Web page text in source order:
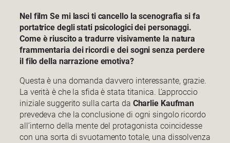
Nel film Se mi lasci ti cancello la scenografia si fa
portatrice degli stati psicologici dei personaggi.
Come è riuscito a tradurre visivamente la natura
frammentaria dei ricordi e dei sogni senza perdere
il filo della narrazione emotiva?
Questa è una domanda davvero interessante, grazie.
La verità è che la sfida è stata titanica. L’approccio
iniziale suggerito sulla carta da Charlie Kaufman
prevedeva che la conclusione di ogni singolo ricordo
all’interno della mente del protagonista coincidesse
con una sorta di svuotamento totale, una dissolvenza